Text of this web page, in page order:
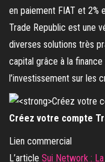
en paiement FIAT et 2%
Trade Republic est une
diverses solutions très
capital grâce à la
l’investissement sur les
Créez votre compte
Lien commercial
L’article Sui Network :